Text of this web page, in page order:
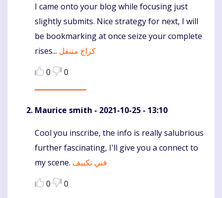
Komentaras
I came onto your blog while focusing just
slightly submits. Nice strategy for next, I will
be bookmarking at once seize your complete
rises... كراج متنقل
0
0
Maurice smith - 2021-10-25 - 13:10
Komentaras
Cool you inscribe, the info is really salubrious
further fascinating, I'll give you a connect to
my scene. فني تكييف
0
0